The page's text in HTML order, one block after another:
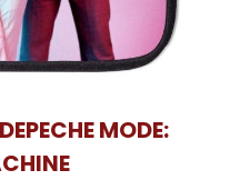
MODE: